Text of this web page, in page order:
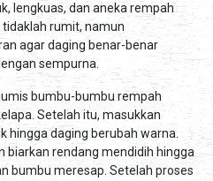
lengkuas, dan aneka rempah
tidaklah rumit, namun
agar daging benar-benar
sempurna.
bumbu-bumbu rempah
Setelah itu, masukkan
hingga daging berubah warna.
biarkan rendang mendidih hingga
bumbu meresap. Setelah proses